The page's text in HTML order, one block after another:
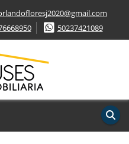
50237421089